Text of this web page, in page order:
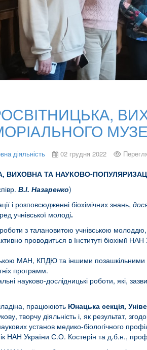
діяльність 02 грудня 2022
ВИХОВНА ТА НАУКОВО-
В.І. Назаренко)
і розповсюдженні біохімічних знань,
учнівської молоді.
з талановитою учнівською молоддю,
проводиться в Інституті біохімії
МАН, КПДЮ та іншими
науково-
науково-дослідницькі роботи, які,
працююють Юнацька секція,
творчу діяльність і, як результат,
установ медико-біологічного
НАН України С.О. Костерін та д.б.н.,